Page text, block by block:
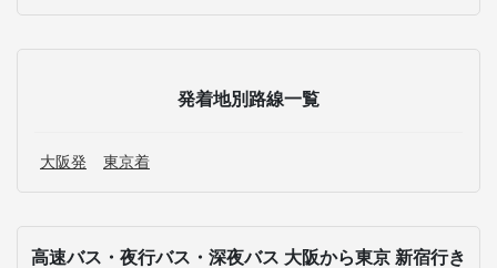
発着地別路線一覧
大阪発 東京着
高速バス・夜行バス・深夜バス 大阪から東京 新宿行き